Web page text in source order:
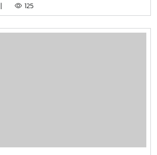
เทศสัมพันธ์ เป็นวิทยากรบรรยายและนำสู่
ารสำคัญภายใต้งานของตนเองSIPOC คือ
| 125